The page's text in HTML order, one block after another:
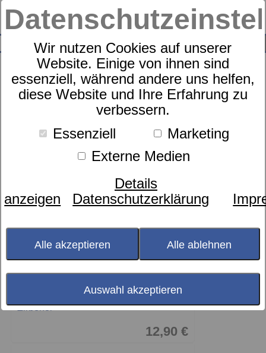
Wir nutzen Cookies auf unserer
Website. Einige von ihnen sind
essenziell, während andere uns helfen,
diese Website und Ihre Erfahrung zu
verbessern.
Essenziell
Marketing
Externe Medien
Details
anzeigen
Datenschutzerklärung
Alle akzeptieren Alle ablehnen
Auswahl akzeptieren
SUCHE
0
Produkte Wohnen 96Produkte
Wohnen
Sortierung nach
Zirbenöl
12,90 €